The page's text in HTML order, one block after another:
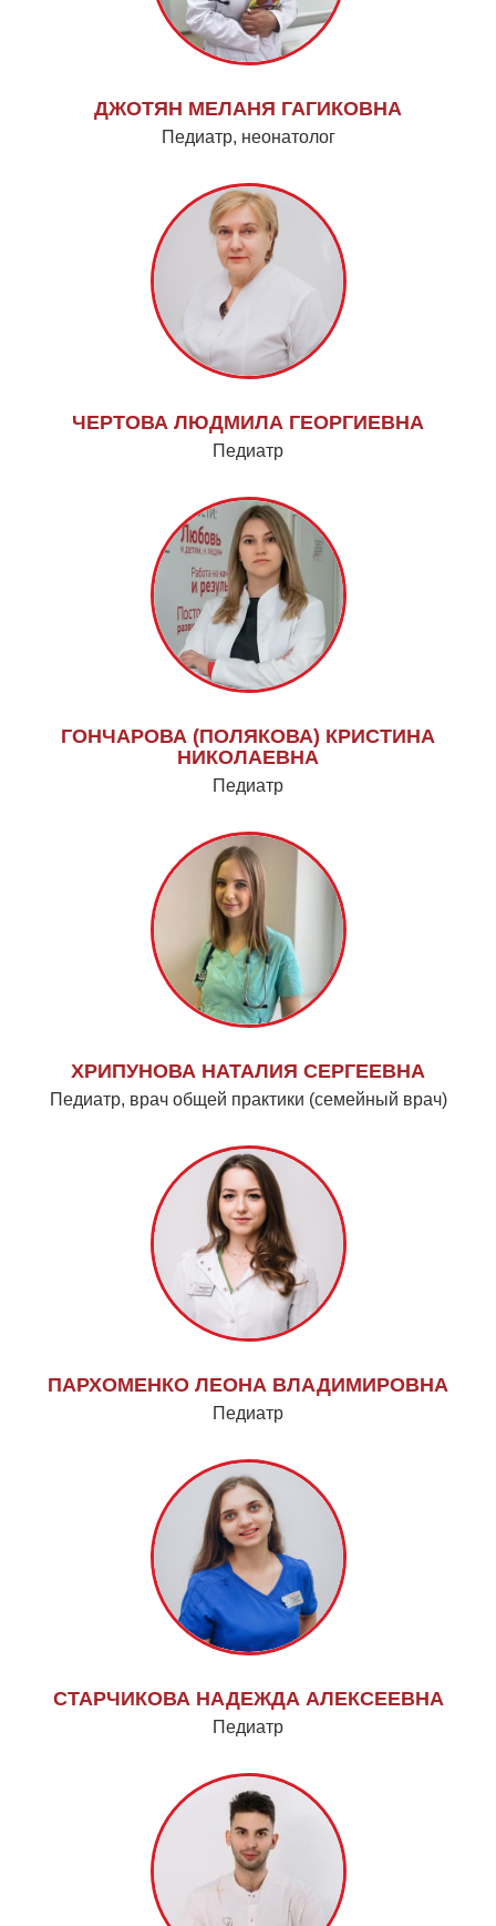
ДЖОТЯН МЕЛАНЯ ГАГИКОВНА
Педиатр, неонатолог
ЧЕРТОВА ЛЮДМИЛА ГЕОРГИЕВНА
Педиатр
ГОНЧАРОВА (ПОЛЯКОВА) КРИСТИНА
НИКОЛАЕВНА
Педиатр
ХРИПУНОВА НАТАЛИЯ СЕРГЕЕВНА
Педиатр, врач общей практики (семейный врач)
ПАРХОМЕНКО ЛЕОНА ВЛАДИМИРОВНА
Педиатр
СТАРЧИКОВА НАДЕЖДА АЛЕКСЕЕВНА
Педиатр